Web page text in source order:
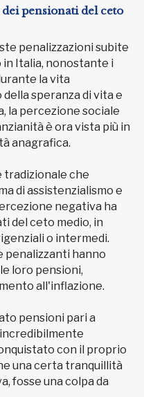
pensionati del ceto
penalizzazioni subite
Italia, nonostante i
la vita
speranza di vita e
la percezione sociale
è ora vista più in
anagrafica.
tradizionale che
di assistenzialismo e
negativa ha
del ceto medio, in
o intermedi.
penalizzanti hanno
loro pensioni,
all'inflazione.
pensioni pari a
con il proprio
una certa tranquillità
fosse una colpa da